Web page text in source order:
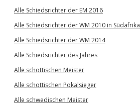
Alle Schiedsrichter der EM 2016
Alle Schiedsrichter der WM 2010 in Südafrika
Alle Schiedsrichter der WM 2014
Alle Schiedsrichter des Jahres
Alle schottischen Meister
Alle schottischen Pokalsieger
Alle schwedischen Meister